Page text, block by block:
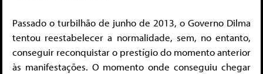
Passado o turbilhão de junho de 2013, o Governo Dilma
tentou reestabelecer a normalidade, sem, no entanto,
conseguir reconquistar o prestígio do momento anterior
às manifestações. O momento onde conseguiu chegar